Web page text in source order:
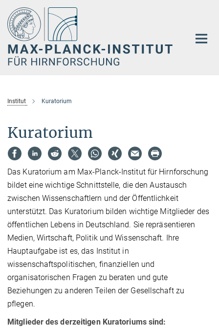
Hauptinhalt
Institut Kuratorium
Kuratorium
Das Kuratorium am Max-Planck-Institut für Hirnforschung
bildet eine wichtige Schnittstelle, die den Austausch
zwischen Wissenschaftlern und der Öffentlichkeit
unterstützt. Das Kuratorium bilden wichtige Mitglieder des
öffentlichen Lebens in Deutschland. Sie repräsentieren
Medien, Wirtschaft, Politik und Wissenschaft. Ihre
Hauptaufgabe ist es, das Institut in
wissenschaftspolitischen, finanziellen und
organisatorischen Fragen zu beraten und gute
Beziehungen zu anderen Teilen der Gesellschaft zu
pflegen.
Mitglieder des derzeitigen Kuratoriums sind: